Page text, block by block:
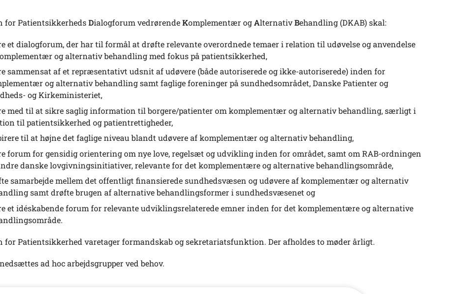
for PatientsikkerhedsDialogforum vedrørendeKomplementær ogAlternativBehandling (DKAB) skal:
et dialogforum, der har til formål at drøfte relevante overordnede temaer i relation til udøvelse og anvendelse
og alternativ behandling med fokus på patientsikkerhed,
sammensat af et repræsentativt udsnit af udøvere (både autoriserede og ikke-autoriserede) inden for
og alternativ behandling samt faglige foreninger på sundhedsområdet, Danske Patienter og
og Kirkeministeriet,
med til at sikre saglig information til borgere/patienter om komplementær og alternativ behandling, særligt i
til patientsikkerhed og patientrettigheder,
til at højne det faglige niveau blandt udøvere af komplementær og alternativ behandling,
forum for gensidig orientering om nye love, regelsæt og udvikling inden for området, samt om RAB-ordningen
danske lovgivningsinitiativer, relevante for det komplementære og alternative behandlingsområde,
samarbejde mellem det offentligt finansierede sundhedsvæsen og udøvere af komplementær og alternativ
samt drøfte brugen af alternative behandlingsformer i sundhedsvæsenet og
et idéskabende forum for relevante udviklingsrelaterede emner inden for det komplementære og alternative
for Patientsikkerhed varetager formandskab og sekretariatsfunktion. Der afholdes to møder årligt.
ad hoc arbejdsgrupper ved behov.